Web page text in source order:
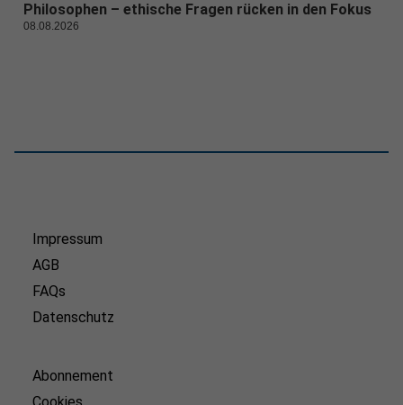
Philosophen – ethische Fragen rücken in den Fokus
08.08.2026
Impressum
AGB
FAQs
Datenschutz
Abonnement